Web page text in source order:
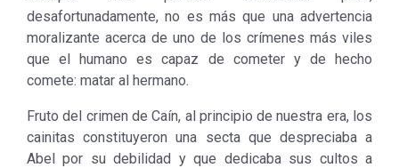
desafortunadamente, no es más que una advertencia
moralizante acerca de uno de los crímenes más viles
que el humano es capaz de cometer y de hecho
comete: matar al hermano.
Fruto del crimen de Caín, al principio de nuestra era, los
cainitas constituyeron una secta que despreciaba a
Abel por su debilidad y que dedicaba sus cultos a